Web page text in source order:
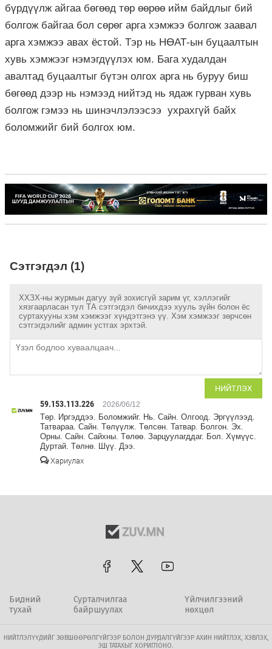
бүрдүүлж айгаа бөгөөд төр өөрөө ийм байдлыг бий
болгож байгаа бол сөрөг арга хэмжээ болгож заавал
арга хэмжээ авах ёстой. Тэр нь НӨАТ-ын буцаалтын
хувь хэмжээг нэмэгдүүлэх юм. Бага худалдан
авалтад буцаалтыг бүтэн олгох арга нь буруу биш
бөгөөд дээр нь нэмээд нийтэд нь ядаж гурван хувь
болгож гэмээ нь шинэчлэлээсээ ухрахгүй байх
боломжийг бий болгох юм.
Сэтгэгдэл (1)
ХХЗХ-ны журмын дагуу зүй зохисгүй зарим үг, хэллэгийг
хязгаарласан тул ТА сэтгэгдэл бичихдээ хууль зүйн болон ёс
суртахууны хэм хэмжээг хүндэтгэнэ үү. Хэм хэмжээг зөрчсөн
сэтгэгдэлийг админ устгах эрхтэй.
НИЙТЛЭХ
59.153.113.226 2026/06/12
Төр. Иргэддээ. Боломжийг. Нь. Сайн. Олгоод. Эргүүлээд.
Татвараа. Сайн. Төлүүлж. Төлсөн. Татвар. Болгон. Эх.
Орны. Сайн. Сайхны. Төлөө. Зарцуулагддаг. Бол. Хүмүүс.
Дуртай. Төлнө. Шүү. Дээ.
Хариулах
Бидний
тухай
Сурталчилгаа
байршуулах
Үйлчилгээний
нөхцөл
НИЙТЛЭЛҮҮДИЙГ ЗӨВШӨӨРӨЛГҮЙГЭЭР БОЛОН ДУРДАЛГҮЙГЭЭР АХИН НИЙТЛЭХ, ХЭВЛЭХ,
ЭШ ТАТАХЫГ ХОРИГЛОНО.